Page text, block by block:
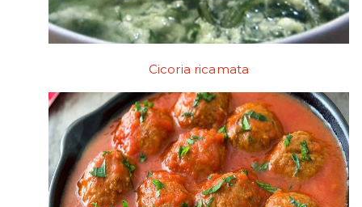
Cicoria ricamata